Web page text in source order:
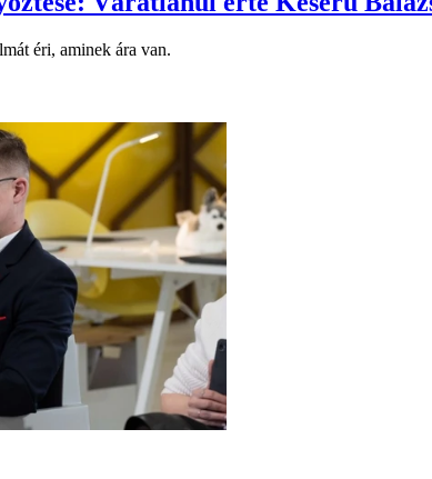
éri, aminek ára van.